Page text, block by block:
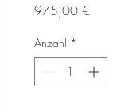
975,00 €Preis
Anzahl *